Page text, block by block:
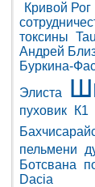
Кривой Рог
токсины
Андрей
Буркина-
Элиста
пуховик
К1
пельмени
Ботсвана
Dacia